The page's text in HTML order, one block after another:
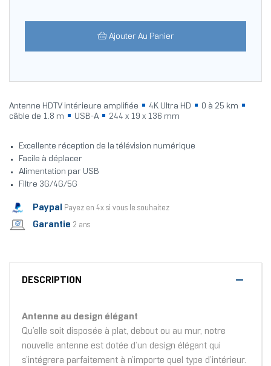
Ajouter Au Panier
Antenne HDTV intérieure amplifiée 4K Ultra HD
0 à 25 km
câble de 1.8 m
USB-A 244 x 19 x 136 mm
Excellente réception de la télévision numérique
Facile à déplacer
Alimentation par USB
Filtre 3G/4G/5G
Paypal Payez en 4x si vous le souhaitez
Garantie 2 ans
DESCRIPTION
Antenne au design élégant
Qu’elle soit disposée à plat, debout ou au mur, notre
nouvelle antenne est dotée d’un design élégant qui
s’intégrera parfaitement à n’importe quel type d’intérieur.